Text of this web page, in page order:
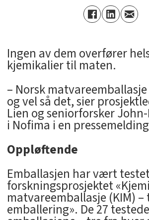
Ingen av dem overfører
kjemikalier til maten.
– Norsk
og vel så det, sier
Lien og seniorforsker
i Nofima i en
Oppløftende
Emballasjen har vært
forskningsprosjektet
matvareemballasje (KIM)
emballering». De 27 testede